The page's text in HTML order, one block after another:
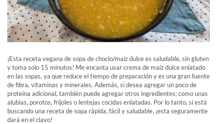
¡Esta receta vegana de sopa de choclo/maíz dulce es saludable, sin gluten
y toma solo 15 minutos! Me encanta usar crema de maíz dulce enlatado
en las sopas, ya que reduce el tiempo de preparación y es una gran fuente
de fibra, vitaminas y minerales. Además, si desea agregar un poco de
proteína adicional, también puede agregar otros ingredientes; como unas
alubias, porotos, frijoles o lentejas cocidas enlatadas. Por lo tanto, si está
buscando una receta de sopa rápida, fácil y saludable, ¡esta seguramente
dará en el clavo!